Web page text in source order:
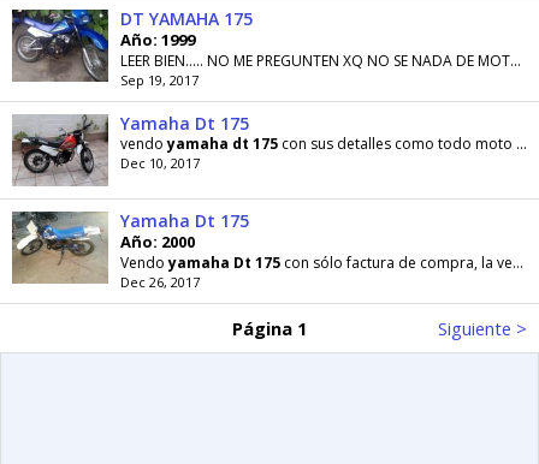
DT YAMAHA 175
Año: 1999
LEER BIEN..... NO ME PREGUNTEN XQ NO SE NADA DE MOTO, TAMPOCO ANDO EN MOTO... VENDO
Sep 19, 2017
Yamaha Dt 175
vendoyamaha dt 175 con sus detalles como todo moto usada única falla la segunda corcodea
Dec 10, 2017
Yamaha Dt 175
Año: 2000
Vendoyamaha Dt 175 con sólo factura de compra, la vendo por motivos de viaje, tiene varios
Dec 26, 2017
Página 1 Siguiente >